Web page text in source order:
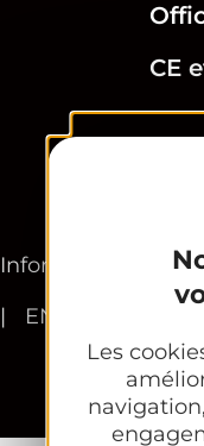
Les
CE
Informations
EN